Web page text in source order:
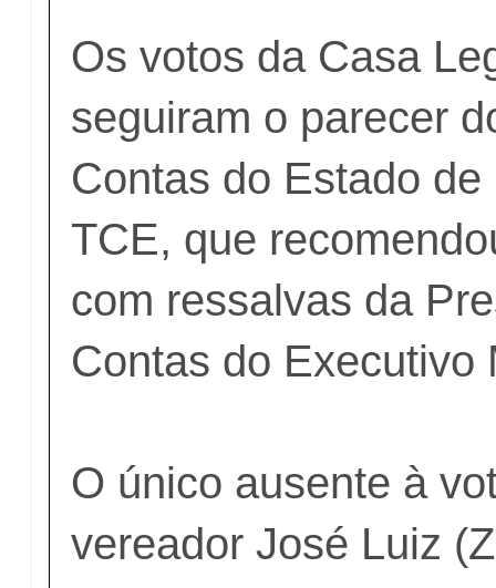
Os votos da Casa
seguiram o parecer
Contas do Estado
TCE, que
com ressalvas da
Contas do Executivo
O único ausente à
vereador José Luiz